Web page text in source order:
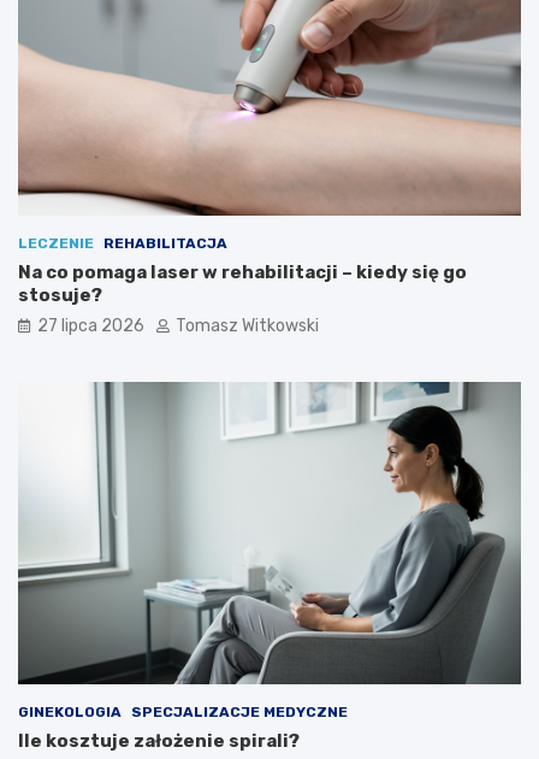
LECZENIE REHABILITACJA
Na co pomaga laser w rehabilitacji – kiedy się go
stosuje?
27 lipca 2026 Tomasz Witkowski
GINEKOLOGIA SPECJALIZACJE MEDYCZNE
Ile kosztuje założenie spirali?